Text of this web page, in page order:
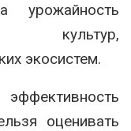
урожайность
культур,
экосистем.
оценивать